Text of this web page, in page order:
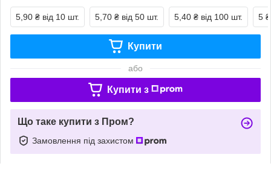
5,90 ₴ від 10 шт. 5,70 ₴ від 50 шт. 5,40 ₴ від 100 шт. 5 ₴
Купити
або
Купити з
Що таке купити з Пром?
Замовлення під захистом